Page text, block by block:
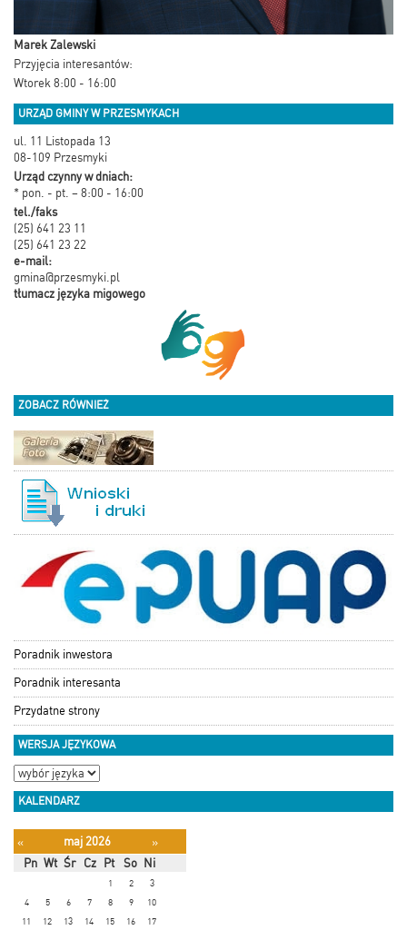
Marek Zalewski
Przyjęcia interesantów:
Wtorek 8:00 - 16:00
URZĄD GMINY W PRZESMYKACH
ul. 11 Listopada 13
08-109 Przesmyki
Urząd czynny w dniach:
* pon. - pt. – 8:00 - 16:00
tel./faks
(25) 641 23 11
(25) 641 23 22
e-mail:
gmina@przesmyki.pl
tłumacz języka migowego
ZOBACZ RÓWNIEŻ
Poradnik inwestora
Poradnik interesanta
Przydatne strony
WERSJA JĘZYKOWA
KALENDARZ
« maj 2026
»
Pn Wt Śr Cz Pt So Ni
1 2
3
4
5 6 7 8 9
10
11
12 13 14 15 16 17